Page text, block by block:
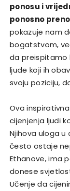
ponosu i
ponosno
pokazuje nam
bogatstvom,
da preispitamo
ljude koji ih
svoju poziciju,
Ova
cijenjenja ljudi
Njihova uloga
često ostaje
Ethanove, ima
donese
Učenje da